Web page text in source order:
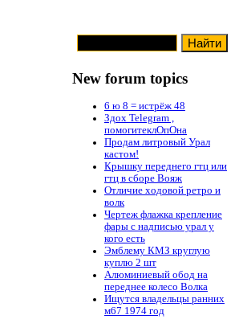
New forum topics
6 ю 8 = истрёж 48
Здох Telegram ,
помогитеклОпОна
Продам литровый Урал
кастом!
Крышку переднего гтц или
гтц в сборе Вояж
Отличие ходовой ретро и
волк
Чертеж флажка крепление
фары с надписью урал у
кого есть
Эмблему КМЗ круглую
куплю 2 шт
Алюминиевый обод на
переднее колесо Волка
Ищутся владельцы ранних
м67 1974 год